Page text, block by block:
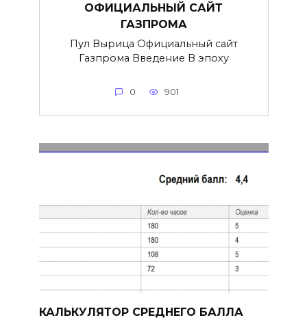
ОФИЦИАЛЬНЫЙ САЙТ
ГАЗПРОМА
Пул Вырица Официальный сайт
Газпрома Введение В эпоху
0 901
КАЛЬКУЛЯТОР СРЕДНЕГО БАЛЛА